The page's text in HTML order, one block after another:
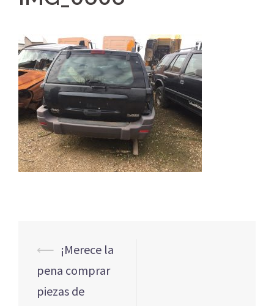
Navegación
de
entradas
⟵ ¡Merece la
pena comprar
piezas de